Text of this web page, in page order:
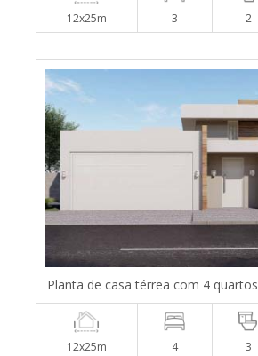
12x25m 3 2
Planta de casa térrea com 4 quartos
12x25m 4 3